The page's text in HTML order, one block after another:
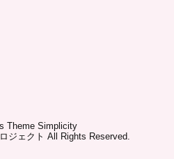
Theme Simplicity
ジェクト All Rights Reserved.